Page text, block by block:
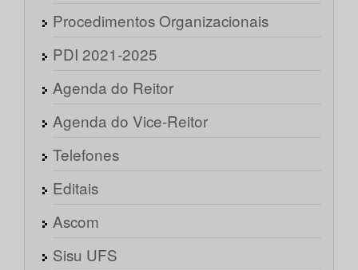
Procedimentos Organizacionais
PDI 2021-2025
Agenda do Reitor
Agenda do Vice-Reitor
Telefones
Editais
Ascom
Sisu UFS